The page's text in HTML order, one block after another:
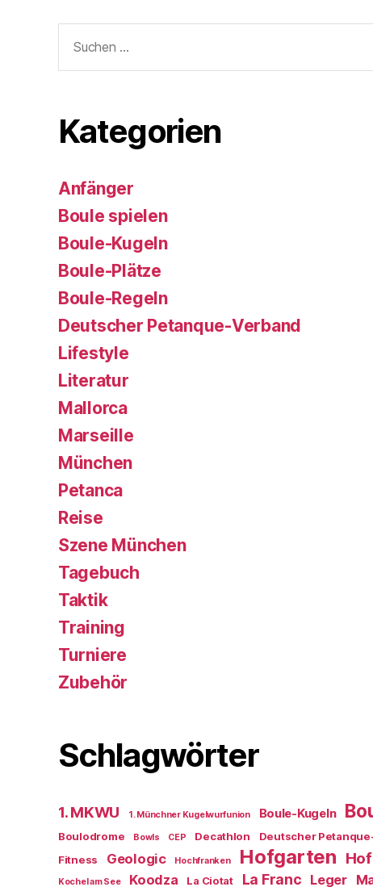
nach:
Kategorien
Anfänger
Boule spielen
Boule-Kugeln
Boule-Plätze
Boule-Regeln
Deutscher Petanque-Verband
Lifestyle
Literatur
Mallorca
Marseille
München
Petanca
Reise
Szene München
Tagebuch
Taktik
Training
Turniere
Zubehör
Schlagwörter
1. MKWU 1. Münchner Kugelwurfunion Boule-Kugeln
Boulodrome Bowls CEP Decathlon Deutscher
Fitness Geologic Hochfranken Hofgarten
Kochel am See Koodza La Ciotat La Franc Leger